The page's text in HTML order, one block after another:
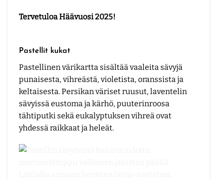
Tervetuloa Häävuosi 2025!
Pastellit kukat
Pastellinen värikartta sisältää vaaleita sävyjä
punaisesta, vihreästä, violetista, oranssista ja
keltaisesta. Persikan väriset ruusut, laventelin
sävyissä eustoma ja kärhö, puuterinroosa
tähtiputki sekä eukalyptuksen vihreä ovat
yhdessä raikkaat ja heleät.